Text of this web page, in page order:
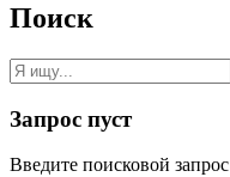
Поиск
Запрос пуст
Введите поисковой запрос